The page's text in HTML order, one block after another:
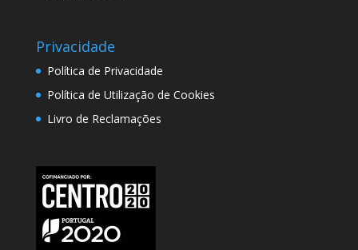
Privacidade
Política de Privacidade
Política de Utilização de Cookies
Livro de Reclamações